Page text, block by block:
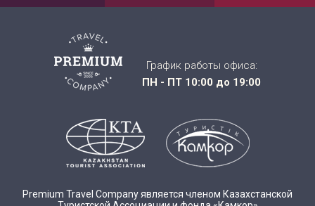
График работы офиса:
ПН - ПТ 10:00 до 19:00
Premium Travel Company является членом Казахстанской